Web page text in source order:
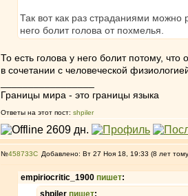
Так вот как раз страданиями можно
него болит голова от похмелья.
То есть голова у него болит потому,
в сочетании с человеческой
Границы мира - это границы языка
Ответы на этот пост: shpiler
№458733 Добавлено: Вт 27 Ноя 18, 19:33 (8 лет
empiriocritic_1900 пишет:
shpiler пишет: